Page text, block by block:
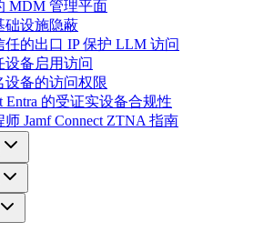
MDM 管理平面
础设施隐蔽
任的出口 IP 保护 LLM 访问
设备启用访问
设备的访问权限
Entra 的受证实设备合规性
师 Jamf Connect ZTNA 指南